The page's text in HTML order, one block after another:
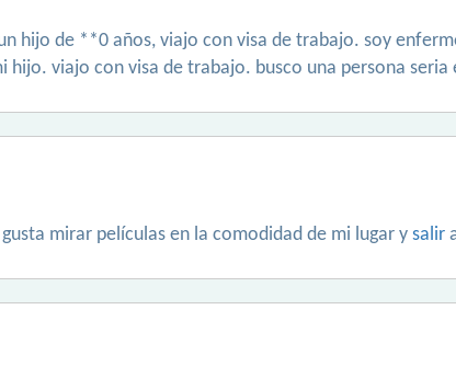
hijo de **0 años, viajo con visa de trabajo. soy
viajo con visa de trabajo. busco una persona seria
mirar películas en la comodidad de mi lugar y salir